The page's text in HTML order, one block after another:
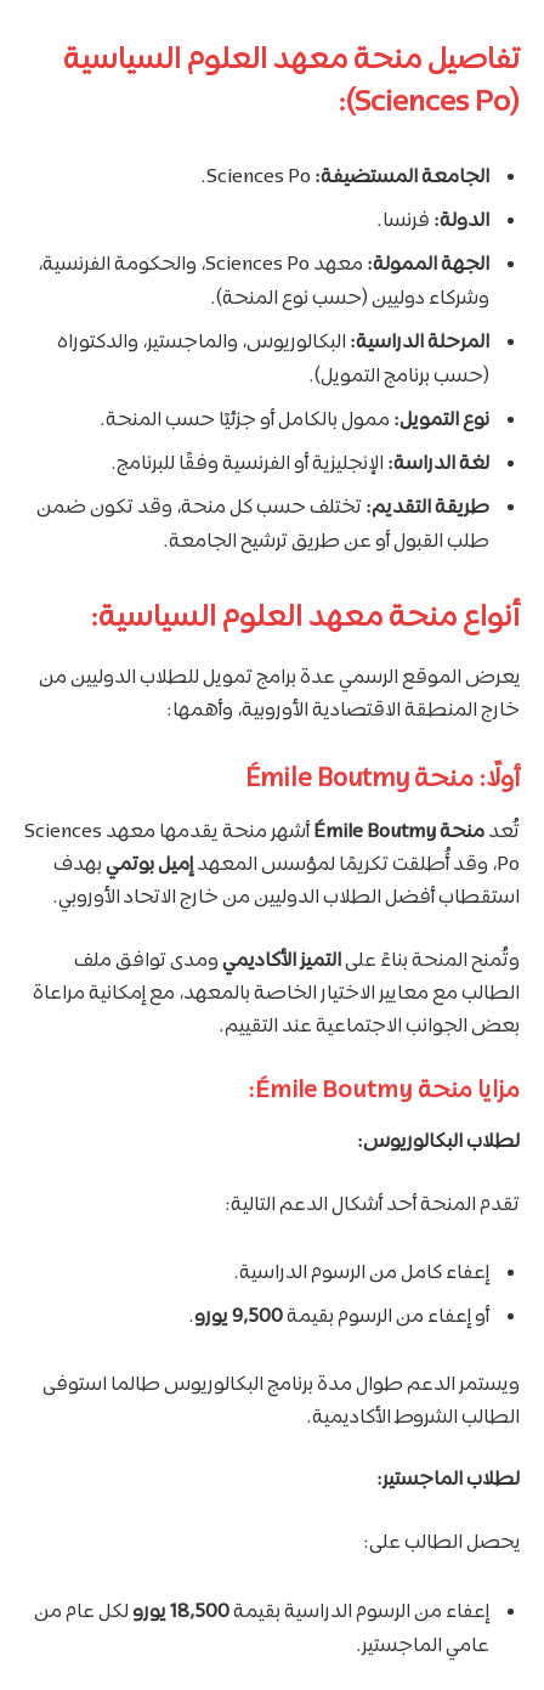
تفاصيل منحة معهد العلوم السياسية
(Sciences Po):
الجامعة المستضيفة:
الدولة: فرنسا.
الجهة الممولة:
معهد Sciences Po، والحكومة الفرنسية،
وشركاء دوليين (حسب نوع المنحة).
المرحلة الدراسية: البكالوريوس، والماجستير، والدكتوراه
(حسب برنامج التمويل).
نوع التمويل: ممول بالكامل أو جزئيًا حسب المنحة.
لغة الدراسة: الإنجليزية أو الفرنسية وفقًا للبرنامج.
طريقة التقديم:تختلف حسب كل منحة، وقد تكون ضمن
طلب القبول أو عن طريق ترشيح الجامعة.
أنواع منحة معهد العلوم السياسية:
يعرض الموقع الرسمي عدة برامج تمويل للطلاب الدوليين من
خارج المنطقة الاقتصادية الأوروبية، وأهمها:
أولًا: منحة Émile Boutmy
تُعدمنحة Émile Boutmy
أشهر منحة يقدمها معهد Sciences
Po، وقد أُطلقت تكريمًا لمؤسس المعهد
إميل بوتميبهدف
استقطاب أفضل الطلاب الدوليين من خارج الاتحاد الأوروبي.
وتُمنح المنحة بناءً علىالتميز الأكاديميومدى توافق ملف
الطالب مع معايير الاختيار الخاصة بالمعهد، مع إمكانية مراعاة
بعض الجوانب الاجتماعية عند التقييم.
مزايا منحة Émile Boutmy:
لطلاب البكالوريوس:
تقدم المنحة أحد أشكال الدعم التالية:
إعفاء كامل من الرسوم الدراسية.
أو إعفاء من الرسوم بقيمة9,500 يورو .
ويستمر الدعم طوال مدة برنامج البكالوريوس طالما استوفى
الطالب الشروط الأكاديمية.
لطلاب الماجستير:
يحصل الطالب على:
إعفاء من الرسوم الدراسية بقيمة18,500 يورو
لكل عام من
عامي الماجستير.